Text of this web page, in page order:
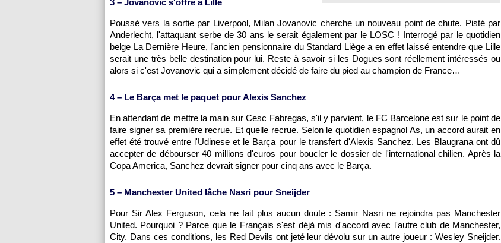
3 – Jovanovic s'offre à Lille
Poussé vers la sortie par Liverpool, Milan Jovanovic cherche un nouveau point de chute. Pisté par
Anderlecht, l'attaquant serbe de 30 ans le serait également par le LOSC ! Interrogé par le quotidien
belge La Dernière Heure, l'ancien pensionnaire du Standard Liège a en effet laissé entendre que Lille
serait une très belle destination pour lui. Reste à savoir si les Dogues sont réellement intéressés ou
alors si c'est Jovanovic qui a simplement décidé de faire du pied au champion de France…
4 – Le Barça met le paquet pour Alexis Sanchez
En attendant de mettre la main sur Cesc Fabregas, s'il y parvient, le FC Barcelone est sur le point de
faire signer sa première recrue. Et quelle recrue. Selon le quotidien espagnol As, un accord aurait en
effet été trouvé entre l'Udinese et le Barça pour le transfert d'Alexis Sanchez. Les Blaugrana ont dû
accepter de débourser 40 millions d'euros pour boucler le dossier de l'international chilien. Après la
Copa America, Sanchez devrait signer pour cinq ans avec le Barça.
5 – Manchester United lâche Nasri pour Sneijder
Pour Sir Alex Ferguson, cela ne fait plus aucun doute : Samir Nasri ne rejoindra pas Manchester
United. Pourquoi ? Parce que le Français s'est déjà mis d'accord avec l'autre club de Manchester,
City. Dans ces conditions, les Red Devils ont jeté leur dévolu sur un autre joueur : Wesley Sneijder.